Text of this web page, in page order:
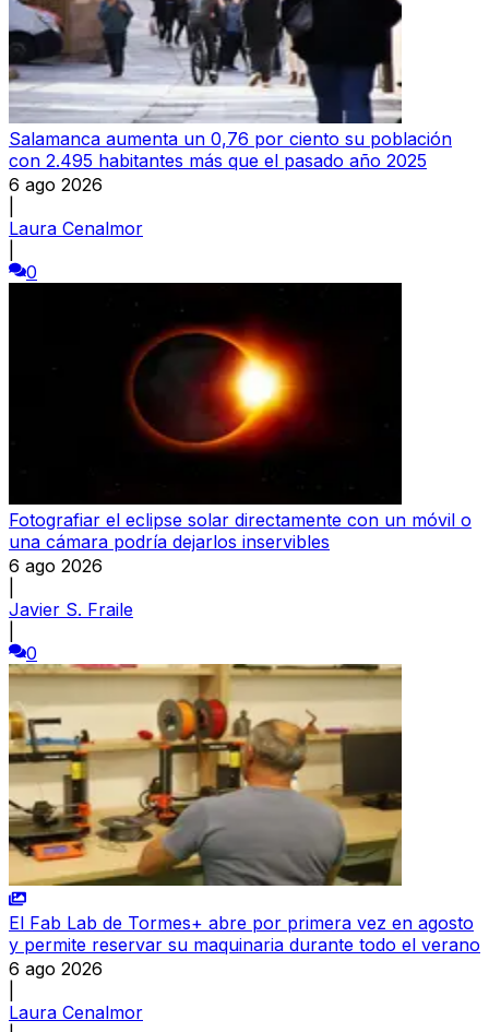
Salamanca aumenta un 0,76 por ciento su población
con 2.495 habitantes más que el pasado año 2025
6 ago 2026
Laura Cenalmor
0
Fotografiar el eclipse solar directamente con un móvil o
una cámara podría dejarlos inservibles
6 ago 2026
Javier S. Fraile
0
El Fab Lab de Tormes+ abre por primera vez en agosto
y permite reservar su maquinaria durante todo el verano
6 ago 2026
Laura Cenalmor